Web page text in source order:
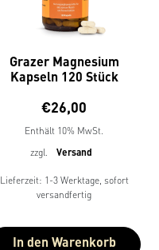
Grazer Magnesium
Kapseln 120 Stück
€26,00
Enthält 10% MwSt.
zzgl.
Versand
Lieferzeit: 1-3 Werktage, sofort
versandfertig
In den Warenkorb